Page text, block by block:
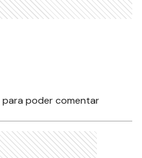
para poder comentar